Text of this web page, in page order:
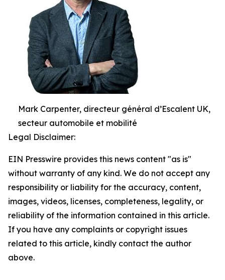
Mark Carpenter, directeur général d’Escalent UK,
secteur automobile et mobilité
Legal Disclaimer:
EIN Presswire provides this news content "as is"
without warranty of any kind. We do not accept any
responsibility or liability for the accuracy, content,
images, videos, licenses, completeness, legality, or
reliability of the information contained in this article.
If you have any complaints or copyright issues
related to this article, kindly contact the author
above.